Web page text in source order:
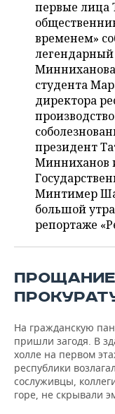
ВОДНЫЕ ВИДЫ
ХОККЕЙ С
ОБРАЗОВАНИЕ
ПРОИСШЕСТВИЯ
первые лица
временем»
легендарный
студента
директора
президент
Минниханов
Минтимер
большой
репортаже
На гражданскую
пришли загодя. В
холле на первом
республики
сослуживцы,
горе, не скрывали